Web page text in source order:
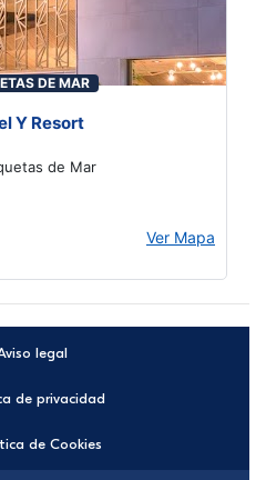
DE MAR
Y Resort
de Mar
Ver Mapa
legal
de privacidad
de Cookies